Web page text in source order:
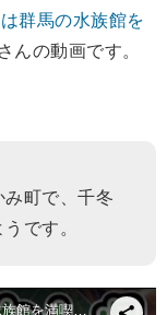
群馬の水族館を
んの動画です。
町で、千冬
です。